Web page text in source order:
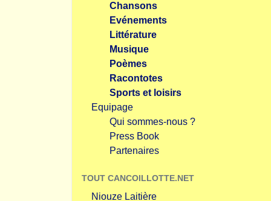
Chansons
Evénements
Littérature
Musique
Poèmes
Racontotes
Sports et loisirs
Equipage
Qui sommes-nous ?
Press Book
Partenaires
TOUT CANCOILLOTTE.NET
Niouze Laitière